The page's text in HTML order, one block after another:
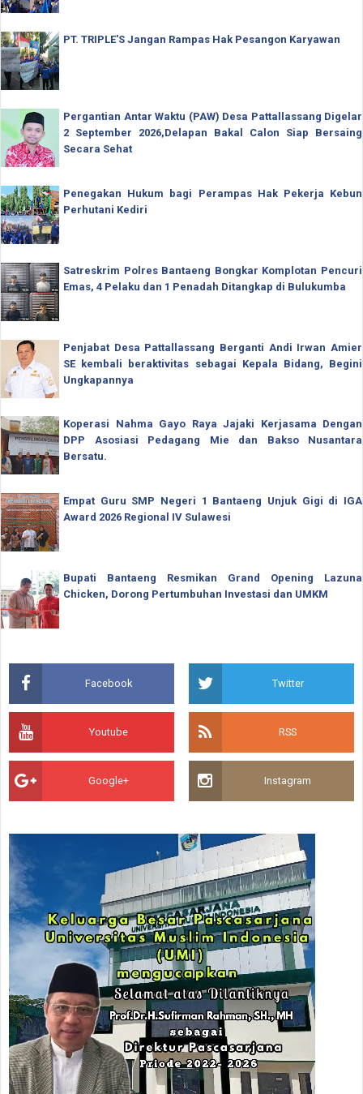
PT. TRIPLE'S Jangan Rampas Hak Pesangon Karyawan
Pergantian Antar Waktu (PAW) Desa Pattallassang Digelar
2 September 2026,Delapan Bakal Calon Siap Bersaing
Secara Sehat
Penegakan Hukum bagi Perampas Hak Pekerja Kebun
Perhutani Kediri
Satreskrim Polres Bantaeng Bongkar Komplotan Pencuri
Emas, 4 Pelaku dan 1 Penadah Ditangkap di Bulukumba
Penjabat Desa Pattallassang Berganti Andi Irwan Amier
SE kembali beraktivitas sebagai Kepala Bidang, Begini
Ungkapannya
Koperasi Nahma Gayo Raya Jajaki Kerjasama Dengan
DPP Asosiasi Pedagang Mie dan Bakso Nusantara
Bersatu.
Empat Guru SMP Negeri 1 Bantaeng Unjuk Gigi di IGA
Award 2026 Regional IV Sulawesi
Bupati Bantaeng Resmikan Grand Opening Lazuna
Chicken, Dorong Pertumbuhan Investasi dan UMKM
Facebook Twitter
Youtube RSS
Google+ Instagram